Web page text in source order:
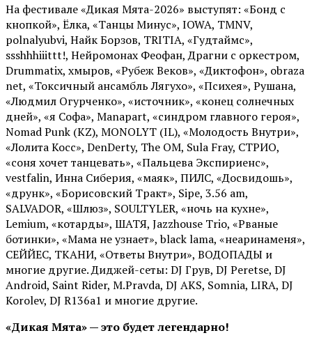
На фестивале «Дикая Мята-2026» выступят: «Бонд с
кнопкой», Ёлка, «Танцы Минус», IOWA, TMNV,
polnalyubvi, Найк Борзов, TRITIA, «Гудтаймс»,
ssshhhiiittt!, Нейромонах Феофан, Драгни с оркестром,
Drummatix, хмыров, «Рубеж Веков», «Диктофон», obraza
net, «Токсичный ансамбль Лягухо», «Психея», Рушана,
«Людмил Огурченко», «источник», «конец солнечных
дней», «я Софа», Manapart, «синдром главного героя»,
Nomad Punk (KZ), MONOLYT (IL), «Молодость Внутри»,
«Лолита Косс», DenDerty, The OM, Sula Fray, СТРИО,
«соня хочет танцевать», «Пальцева Экспириенс»,
vestfalin, Инна Сиберия, «маяк», ПИЛС, «Досвидошь»,
«друнк», «Борисовский Тракт», Sipe, 3.56 am,
SALVADOR, «Шлюз», SOULTYLER, «ночь на кухне»,
Lemium, «котарды», ШАТЯ, Jazzhouse Trio, «Рваные
ботинки», «Мама не узнает», black lama, «неаринаменя»,
СЕЙЙЕС, ТКАНИ, «Ответы Внутри», ВОДОПАДЫ и
многие другие. Диджей-сеты: DJ Грув, DJ Peretse, DJ
Android, Saint Rider, М.Pravda, DJ AKS, Somnia, LIRA, DJ
Korolev, DJ R136a1 и многие другие.
«Дикая Мята» — это будет легендарно!